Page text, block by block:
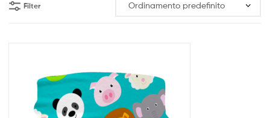
Filter